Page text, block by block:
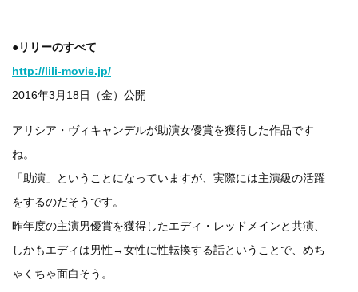
●リリーのすべて
http://lili-movie.jp/
2016年3月18日（金）公開
アリシア・ヴィキャンデルが助演女優賞を獲得した作品です
ね。
「助演」ということになっていますが、実際には主演級の活躍
をするのだそうです。
昨年度の主演男優賞を獲得したエディ・レッドメインと共演、
しかもエディは男性→女性に性転換する話ということで、めち
ゃくちゃ面白そう。